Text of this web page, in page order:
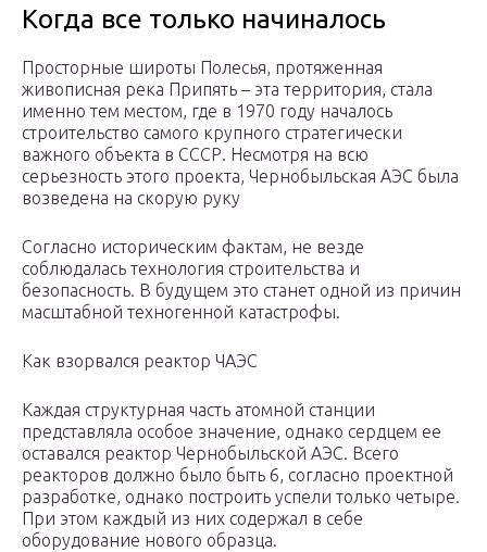
Когда все только начиналось
Просторные широты Полесья, протяженная
живописная река Припять – эта территория, стала
именно тем местом, где в 1970 году началось
строительство самого крупного стратегически
важного объекта в СССР. Несмотря на всю
серьезность этого проекта, Чернобыльская АЭС была
возведена на скорую руку
Согласно историческим фактам, не везде
соблюдалась технология строительства и
безопасность. В будущем это станет одной из причин
масштабной техногенной катастрофы.
Как взорвался реактор ЧАЭС
Каждая структурная часть атомной станции
представляла особое значение, однако сердцем ее
оставался реактор Чернобыльской АЭС. Всего
реакторов должно было быть 6, согласно проектной
разработке, однако построить успели только четыре.
При этом каждый из них содержал в себе
оборудование нового образца.